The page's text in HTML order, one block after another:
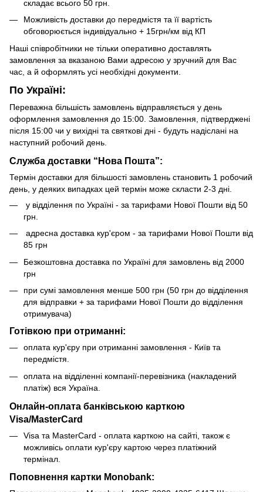
складає всього 50 грн.
Можливість доставки до передмістя та її вартість
обговорюється індивідуально + 15грн/км від КП
Наші співробітники не тільки оперативно доставлять
замовлення за вказаною Вами адресою у зручний для Вас
час, а й оформлять усі необхідні документи.
По Україні:
Переважна більшість замовлень відправляється у день
оформлення замовлення до 15:00. Замовлення, підтверджені
після 15:00 чи у вихідні та святкові дні - будуть надіслані на
наступний робочий день.
Служба доставки “Нова Пошта”:
Термін доставки для більшості замовлень становить 1 робочий
день, у деяких випадках цей термін може скласти 2-3 дні.
у відділення по Україні - за тарифами Нової Пошти від 50
грн.
адресна доставка кур'єром - за тарифами Нової Пошти від
85 грн
Безкоштовна доставка по Україні для замовлень від 2000
грн
при сумі замовлення менше 500 грн (50 грн до відділення
для відправки + за тарифами Нової Пошти до відділення
отримувача)
Готівкою при отриманні:
оплата кур'єру при отриманні замовлення - Київ та
передмістя.
оплата на відділенні компанії-перевізника (накладений
платіж) вся Україна.
Онлайн-оплата банківською карткою
Visa/MasterCard
Visa та MasterCard - оплата карткою на сайті, також є
можливісь оплати кур'єру картою через платіжний
термінал.
Поповнення картки Monobank: